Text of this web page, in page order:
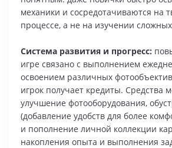
механики и сосредотачиваются на
процессе, а не на изучении
Система развития и прогресс:
игре связано с выполнением
освоением различных
игрок получает кредиты. Средства
улучшение фотооборудования,
(добавление удобств для более
и пополнение личной коллекции
накопления опыта и выполнения